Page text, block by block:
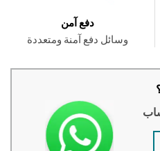
دفع آمن
وسائل دفع آمنة ومتعددة